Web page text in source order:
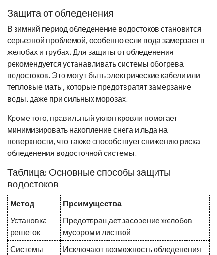
Защита от обледенения
В зимний период обледенение водостоков становится
серьезной проблемой, особенно если вода замерзает в
желобах и трубах. Для защиты от обледенения
рекомендуется устанавливать системы обогрева
водостоков. Это могут быть электрические кабели или
тепловые маты, которые предотвратят замерзание
воды, даже при сильных морозах.
Кроме того, правильный уклон кровли помогает
минимизировать накопление снега и льда на
поверхности, что также способствует снижению риска
обледенения водосточной системы.
Таблица: Основные способы защиты
водостоков
Метод
Преимущества
Установка
решеток
Предотвращает засорение желобов
мусором и листвой
Системы
Исключают возможность обледенения